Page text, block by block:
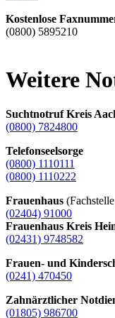
Kostenlose
(0800) 5895210
Weitere
Suchtnotruf Kreis
(0800) 7824800
Telefonseelsorge
(0800) 1110111
(0800) 1110222
Frauenhaus
(02404) 91000
Frauenhaus Kreis
(02431) 9748582
Frauen- und
(0241) 470450
Zahnärztlicher
(01805) 986700